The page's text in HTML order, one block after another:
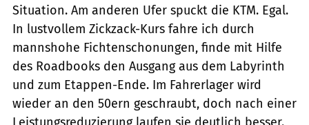
Situation. Am anderen Ufer spuckt die KTM. Egal.
In lustvollem Zickzack-Kurs fahre ich durch
mannshohe Fichtenschonungen, finde mit Hilfe
des Roadbooks den Ausgang aus dem Labyrinth
und zum Etappen-Ende. Im Fahrerlager wird
wieder an den 50ern geschraubt, doch nach einer